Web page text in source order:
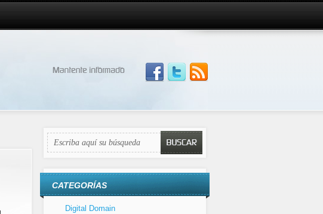
CATEGORÍAS
Digital Domain